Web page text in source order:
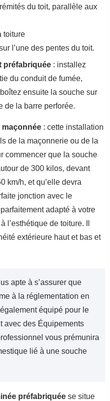
du toit, parallèle aux
toiture
l’une des pentes du toit.
préfabriquée : installez
du conduit de fumée,
ensuite la souche sur
de la barre perforée.
: cette installation
de la maçonnerie ou de la
commencer que la souche
de 300 kilos, devant
km/h, et qu’elle devra
jonction avec le
adapté à votre
l’esthétique de toiture. Il
extérieure haut et bas et
apte à s’assurer que
à la réglementation en
équipé pour le
avec des Équipements
vous prémunira
lié à une souche
préfabriquée se situe